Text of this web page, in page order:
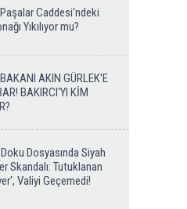
Caddesi'ndeki
Yıkılıyor mu?
AKIN GÜRLEK'E
BAKIRCI'YI KİM
Dosyasında Siyah
Skandalı: Tutuklanan
Valiyi Geçemedi!